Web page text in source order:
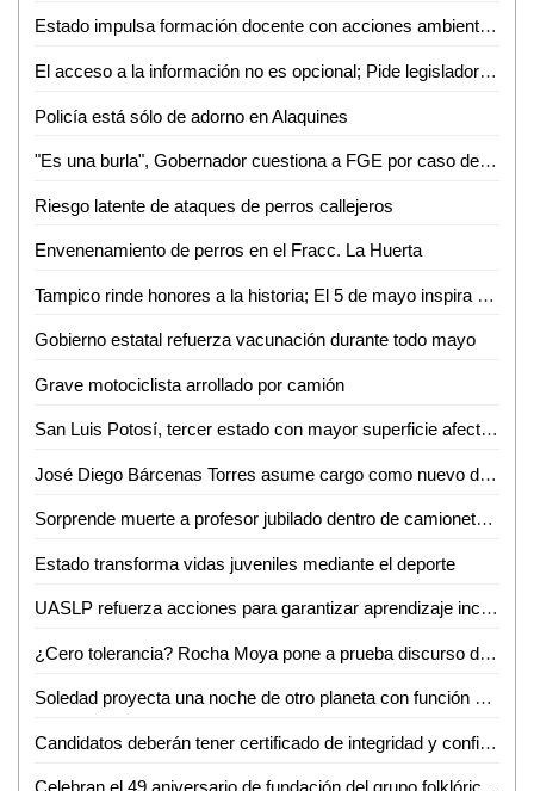
Estado impulsa formación docente con acciones ambientales y artísticas
El acceso a la información no es opcional; Pide legisladora mejorar atención a grupos vulnerables
Policía está sólo de adorno en Alaquines
"Es una burla", Gobernador cuestiona a FGE por caso de exfuncionario bajo arresto domiciliario
Riesgo latente de ataques de perros callejeros
Envenenamiento de perros en el Fracc. La Huerta
Tampico rinde honores a la historia; El 5 de mayo inspira el trabajo por la ciudad
Gobierno estatal refuerza vacunación durante todo mayo
Grave motociclista arrollado por camión
San Luis Potosí, tercer estado con mayor superficie afectada por incendios forestales
José Diego Bárcenas Torres asume cargo como nuevo director del Tec de Valles
Sorprende muerte a profesor jubilado dentro de camioneta en Aquismón
Estado transforma vidas juveniles mediante el deporte
UASLP refuerza acciones para garantizar aprendizaje inclusivo y permanencia escolar
¿Cero tolerancia? Rocha Moya pone a prueba discurso de anticorrupción en Morena
Soledad proyecta una noche de otro planeta con función especial de Star Wars
Candidatos deberán tener certificado de integridad y confiabilidad, propone el Dip. Héctor Serrano Cortés